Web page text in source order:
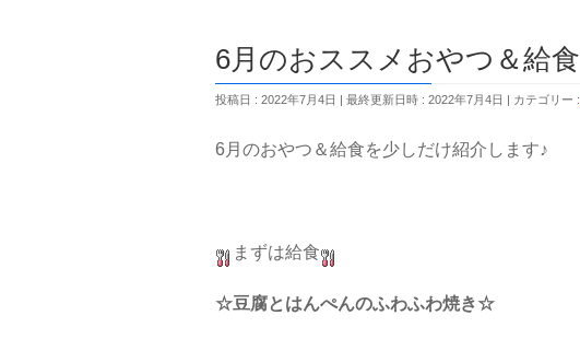
6月のおススメおやつ＆給食
投稿日 : 2022年7月4日 最終更新日時 : 2022年7月4日 カテゴリー :
6月のおやつ＆給食を少しだけ紹介します♪
まずは給食
☆豆腐とはんぺんのふわふわ焼き☆